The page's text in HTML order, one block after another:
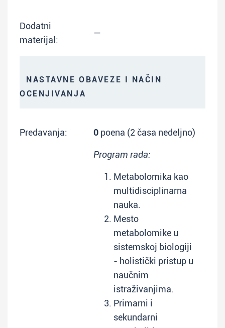
Dodatni
materijal:
—
NASTAVNE OBAVEZE I NAČIN
OCENJIVANJA
Predavanja: 0 poena (2 časa nedeljno)
Program rada:
Metabolomika kao
multidisciplinarna
nauka.
Mesto
metabolomike u
sistemskoj biologiji
- holistički pristup u
naučnim
istraživanjima.
Primarni i
sekundarni